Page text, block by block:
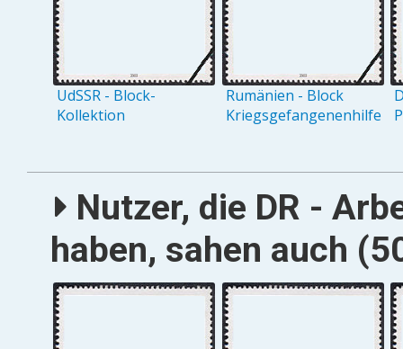
UdSSR - Block-
Kollektion
Rumänien - Block
Kriegsgefangenenhilfe
Nutzer, die DR -
haben, sahen auch